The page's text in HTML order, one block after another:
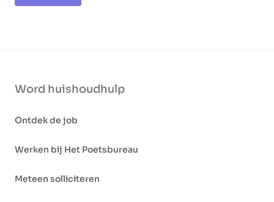
Word huishoudhulp
Ontdek de job
Werken bij Het Poetsbureau
Meteen solliciteren